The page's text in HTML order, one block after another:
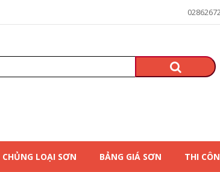
CHỦNG LOẠI SƠN BẢNG GIÁ SƠN THI